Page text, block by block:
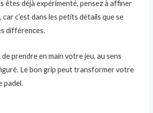
êtes déjà expérimenté, pensez à affiner
c’est dans les petits détails que se
différences.
prendre en main votre jeu, au sens
Le bon grip peut transformer votre
padel.